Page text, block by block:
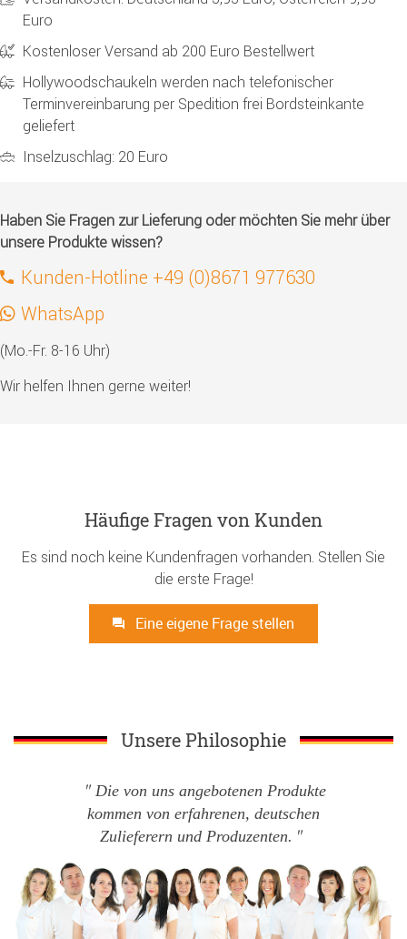
Euro
Kostenloser Versand ab 200 Euro Bestellwert
Hollywoodschaukeln werden nach telefonischer
Terminvereinbarung per Spedition frei Bordsteinkante
geliefert
Inselzuschlag: 20 Euro
Haben Sie Fragen zur Lieferung oder möchten Sie mehr über
unsere Produkte wissen?
Kunden-Hotline +49 (0)8671 977630
WhatsApp
(Mo.-Fr. 8-16 Uhr)
Wir helfen Ihnen gerne weiter!
Häufige Fragen von Kunden
Es sind noch keine Kundenfragen vorhanden. Stellen Sie
die erste Frage!
Eine eigene Frage stellen
Unsere Philosophie
Die von uns angebotenen Produkte
kommen von erfahrenen, deutschen
Zulieferern und Produzenten.